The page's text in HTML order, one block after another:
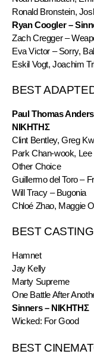
Ronald Bronstein,
Ryan Coogler –
Zach Cregger –
Eva Victor – Sorry,
Eskil Vogt, Joachim
BEST
Paul Thomas
ΝΙΚΗΤΗΣ
Clint Bentley, Greg
Park Chan-wook,
Other Choice
Guillermo del Toro –
Will Tracy – Bugonia
Chloé Zhao, Maggie
BEST
Hamnet
Jay Kelly
Marty Supreme
One Battle After
Sinners – ΝΙΚΗΤΗΣ
Wicked: For Good
BEST